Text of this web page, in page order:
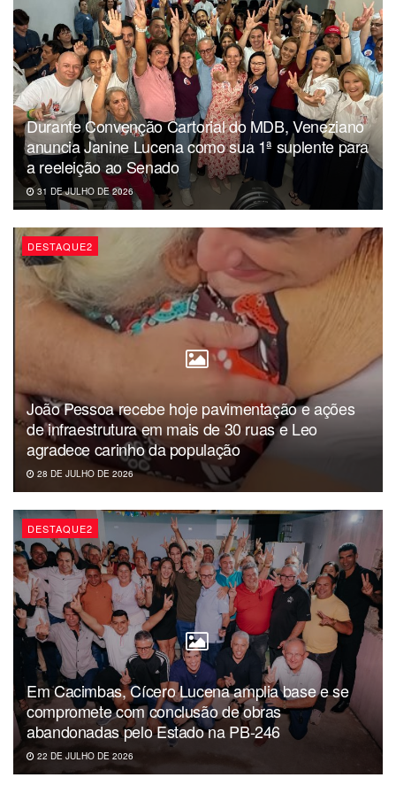
Durante Convenção Cartorial do MDB, Veneziano
anuncia Janine Lucena como sua 1ª suplente para
a reeleição ao Senado
31 DE JULHO DE 2026
DESTAQUE2
João Pessoa recebe hoje pavimentação e ações
de infraestrutura em mais de 30 ruas e Leo
agradece carinho da população
28 DE JULHO DE 2026
DESTAQUE2
Em Cacimbas, Cícero Lucena amplia base e se
compromete com conclusão de obras
abandonadas pelo Estado na PB-246
22 DE JULHO DE 2026